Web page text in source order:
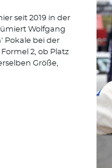
seit 2019 in der
Wolfgang
Pokale bei der
2, ob Platz
Größe,